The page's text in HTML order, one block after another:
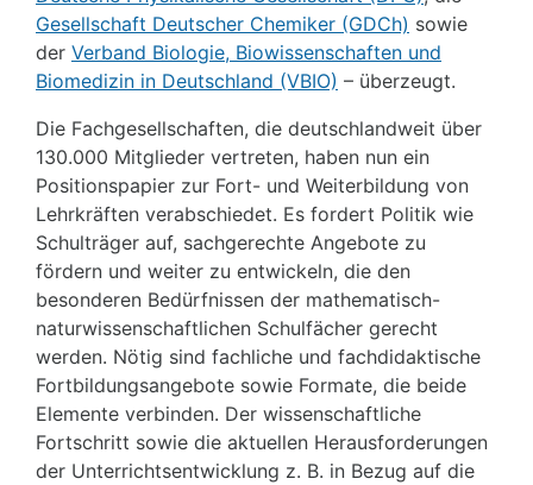
Gesellschaft Deutscher Chemiker (GDCh) sowie
der Verband Biologie, Biowissenschaften und
Biomedizin in Deutschland (VBIO) – überzeugt.
Die Fachgesellschaften, die deutschlandweit über
130.000 Mitglieder vertreten, haben nun ein
Positionspapier zur Fort- und Weiterbildung von
Lehrkräften verabschiedet. Es fordert Politik wie
Schulträger auf, sachgerechte Angebote zu
fördern und weiter zu entwickeln, die den
besonderen Bedürfnissen der mathematisch-
naturwissenschaftlichen Schulfächer gerecht
werden. Nötig sind fachliche und fachdidaktische
Fortbildungsangebote sowie Formate, die beide
Elemente verbinden. Der wissenschaftliche
Fortschritt sowie die aktuellen Herausforderungen
der Unterrichtsentwicklung z. B. in Bezug auf die